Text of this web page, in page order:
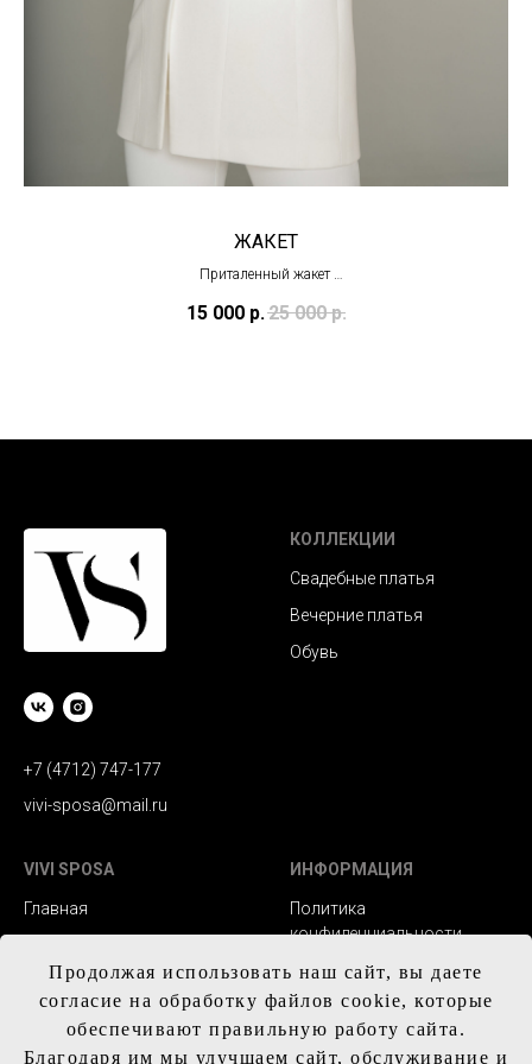
ЖАКЕТ
Приталенный жакет
15 000 р.25 000 р.
Продолжая использовать наш сайт, вы даете
согласие на обработку файлов cookie, которые
обеспечивают правильную работу сайта.
Благодаря им мы улучшаем сайт, обслуживание и
+7 (4712) 747-177
vivi-sposa@mail.ru
КОЛЛЕКЦИИ
Свадебные платья
Вечерние платья
Обувь
VIVI SPOSA
Главная
Контакты
ИНФОРМАЦИЯ
Политика
конфиденциальности
Заказ и сроки
изготовления
Доставка